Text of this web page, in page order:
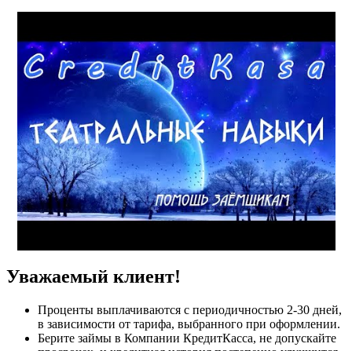
Уважаемый клиент!
Проценты выплачиваются с периодичностью 2-30 дней,
в зависимости от тарифа, выбранного при оформлении.
Берите займы в Компании КредитКасса, не допускайте